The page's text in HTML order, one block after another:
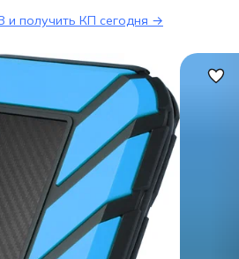
и получить КП сегодня →